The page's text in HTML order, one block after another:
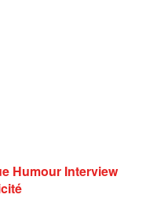
Humour Interview